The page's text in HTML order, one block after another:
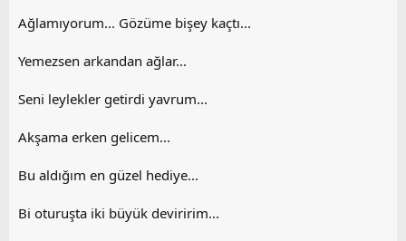
Ağlamıyorum... Gözüme bişey kaçtı...
Yemezsen arkandan ağlar...
Seni leylekler getirdi yavrum...
Akşama erken gelicem...
Bu aldığım en güzel hediye...
Bi oturuşta iki büyük deviririm...